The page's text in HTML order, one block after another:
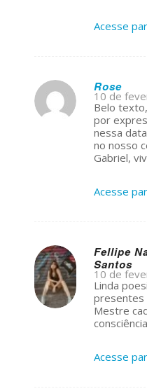
Acesse
Rose
s
ays:
10 de
Belo
por
nessa
no nosso
Gabriel,
Acesse
Fellipe
Santos
s
ays:
10 de
Linda
presentes
Mestre
Acesse